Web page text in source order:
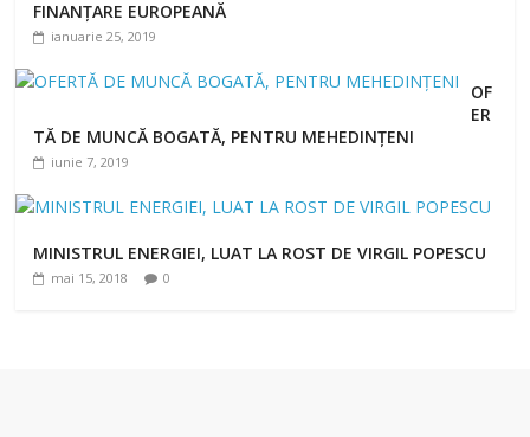
FINANȚARE EUROPEANĂ
ianuarie 25, 2019
OF
ER
TĂ DE MUNCĂ BOGATĂ, PENTRU MEHEDINȚENI
iunie 7, 2019
MINISTRUL ENERGIEI, LUAT LA ROST DE VIRGIL POPESCU
mai 15, 2018 0